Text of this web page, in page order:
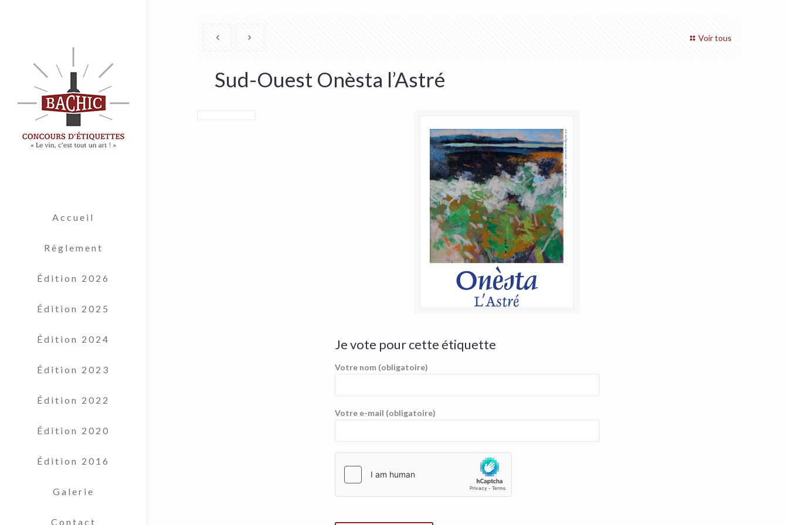
Accueil
Règlement
Édition 2026
Édition 2025
Édition 2024
Édition 2023
Édition 2022
Édition 2020
Édition 2016
Galerie
Contact
Voir tous
Sud-Ouest Onèsta l’Astré
Je vote pour cette étiquette
Votre nom (obligatoire)
Votre e-mail (obligatoire)